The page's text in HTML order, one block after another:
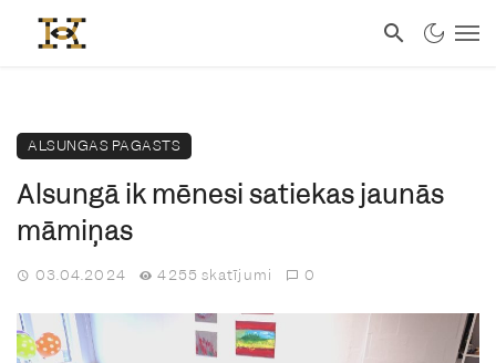
ALSUNGAS PAGASTS
Alsungā ik mēnesi satiekas jaunās
māmiņas
03.04.2024 4255 skatījumi 0